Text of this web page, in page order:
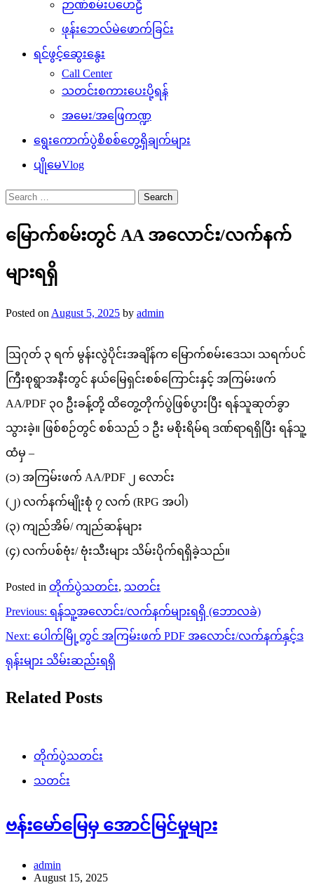
ဉာဏ်စမ်းပဟေဠိ
ဖုန်းဘေလ်မဲဖောက်ခြင်း
ရင်ဖွင့်ဆွေးနွေး
Call Center
သတင်းစကားပေးပို့ရန်
အမေး/အဖြေကဏ္ဍ
ရွေးကောက်ပွဲစိစစ်တွေ့ရှိချက်များ
ပျိုမေVlog
Search
for:
မြောက်စမ်းတွင် AA အလောင်း/လက်နက်
များရရှိ
Posted on August 5, 2025 by admin
ဩဂုတ် ၃ ရက် မွန်းလွဲပိုင်းအချိန်က မြောက်စမ်းဒေသ၊ သရက်ပင်
ကြီးစုရွာအနီးတွင် နယ်မြေရှင်းစစ်ကြောင်းနှင့် အကြမ်းဖက်
AA/PDF ၃၀ ဦးခန့်တို့ ထိတွေ့တိုက်ပွဲဖြစ်ပွားပြီး ရန်သူဆုတ်ခွာ
သွားခဲ့။ ဖြစ်စဉ်တွင် စစ်သည် ၁ ဦး မစိုးရိမ်ရ ဒဏ်ရာရရှိပြီး ရန်သူ့
ထံမှ –
(၁) အကြမ်းဖက် AA/PDF ၂ လောင်း
(၂) လက်နက်မျိုးစုံ ၇ လက် (RPG အပါ)
(၃) ကျည်အိမ်/ ကျည်ဆန်များ
(၄) လက်ပစ်ဗုံး/ ဗုံးသီးများ သိမ်းပိုက်ရရှိခဲ့သည်။
Posted in တိုက်ပွဲသတင်း, သတင်း
Post
navigation
Previous: ရန်သူ့အလောင်း/လက်နက်များရရှိ (ဘောလခဲ)
Next: ပေါက်မြို့တွင် အကြမ်းဖက် PDF အလောင်း/လက်နက်နှင့်ဒ
ရုန်းများ သိမ်းဆည်းရရှိ
Related Posts
တိုက်ပွဲသတင်း
သတင်း
ဗန်းမော်မြေမှ အောင်မြင်မှုများ
admin
August 15, 2025